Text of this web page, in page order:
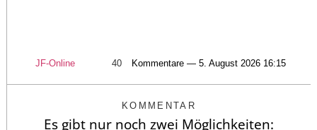
JF-Online 40 Kommentare — 5. August 2026 16:15
KOMMENTAR
Es gibt nur noch zwei Möglichkeiten: